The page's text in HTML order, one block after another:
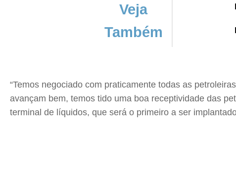
Veja
Também
“Temos negociado com praticamente todas as
avançam bem, temos tido uma boa receptividade das
terminal de líquidos, que será o primeiro a ser